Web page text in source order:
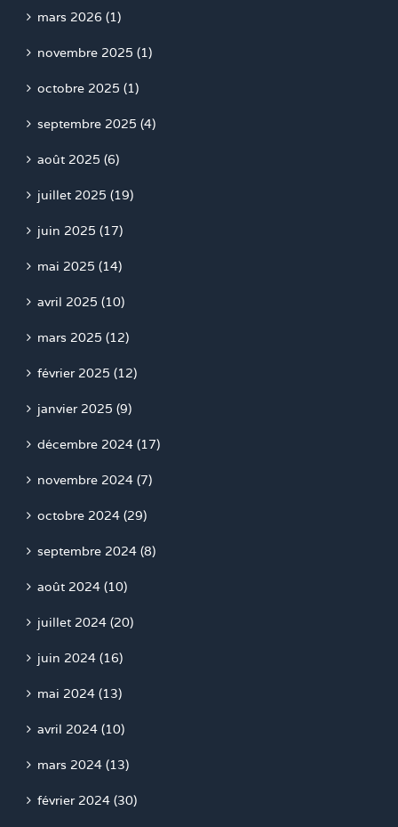
mars 2026 (1)
novembre 2025 (1)
octobre 2025 (1)
septembre 2025 (4)
août 2025 (6)
juillet 2025 (19)
juin 2025 (17)
mai 2025 (14)
avril 2025 (10)
mars 2025 (12)
février 2025 (12)
janvier 2025 (9)
décembre 2024 (17)
novembre 2024 (7)
octobre 2024 (29)
septembre 2024 (8)
août 2024 (10)
juillet 2024 (20)
juin 2024 (16)
mai 2024 (13)
avril 2024 (10)
mars 2024 (13)
février 2024 (30)